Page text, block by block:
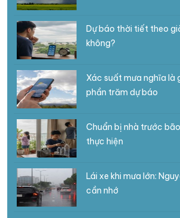
Dự báo thời tiết theo
không?
Xác suất mưa nghĩa là
phần trăm dự báo
Chuẩn bị nhà trước
thực hiện
Lái xe khi mưa lớn:
cần nhớ